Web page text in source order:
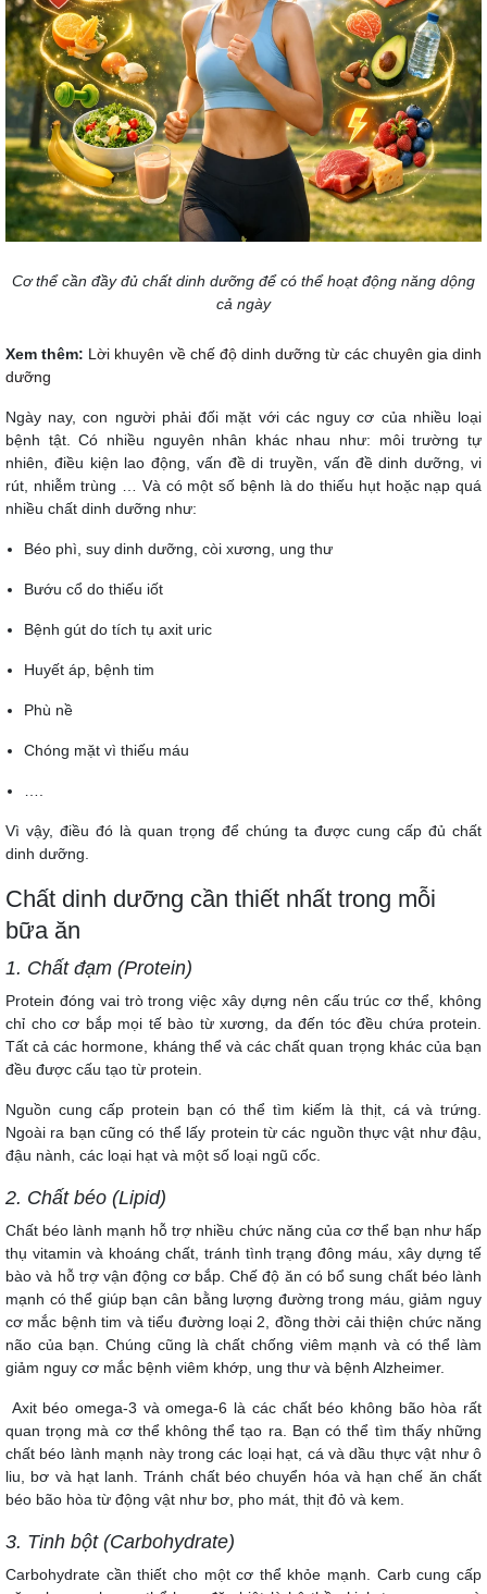
Cơ thể cần đầy đủ chất dinh dưỡng để có thể hoạt động năng dộng
cả ngày
Xem thêm: Lời khuyên về chế độ dinh dưỡng từ các chuyên gia dinh
dưỡng
Ngày nay, con người phải đối mặt với các nguy cơ của nhiều loại
bệnh tật. Có nhiều nguyên nhân khác nhau như: môi trường tự
nhiên, điều kiện lao động, vấn đề di truyền, vấn đề dinh dưỡng, vi
rút, nhiễm trùng … Và có một số bệnh là do thiếu hụt hoặc nạp quá
nhiều chất dinh dưỡng như:
Béo phì, suy dinh dưỡng, còi xương, ung thư
Bướu cổ do thiếu iốt
Bệnh gút do tích tụ axit uric
Huyết áp, bệnh tim
Phù nề
Chóng mặt vì thiếu máu
….
Vì vậy, điều đó là quan trọng để chúng ta được cung cấp đủ chất
dinh dưỡng.
Chất dinh dưỡng cần thiết nhất trong mỗi
bữa ăn
1. Chất đạm (Protein)
Protein đóng vai trò trong việc xây dựng nên cấu trúc cơ thể, không
chỉ cho cơ bắp mọi tế bào từ xương, da đến tóc đều chứa protein.
Tất cả các hormone, kháng thể và các chất quan trọng khác của bạn
đều được cấu tạo từ protein.
Nguồn cung cấp protein bạn có thể tìm kiếm là thịt, cá và trứng.
Ngoài ra bạn cũng có thể lấy protein từ các nguồn thực vật như đậu,
đậu nành, các loại hạt và một số loại ngũ cốc.
2. Chất béo (Lipid)
Chất béo lành mạnh hỗ trợ nhiều chức năng của cơ thể bạn như hấp
thụ vitamin và khoáng chất, tránh tình trạng đông máu, xây dựng tế
bào và hỗ trợ vận động cơ bắp. Chế độ ăn có bổ sung chất béo lành
mạnh có thể giúp bạn cân bằng lượng đường trong máu, giảm nguy
cơ mắc bệnh tim và tiểu đường loại 2, đồng thời cải thiện chức năng
não của bạn. Chúng cũng là chất chống viêm mạnh và có thể làm
giảm nguy cơ mắc bệnh viêm khớp, ung thư và bệnh Alzheimer.
Axit béo omega-3 và omega-6 là các chất béo không bão hòa rất
quan trọng mà cơ thể không thể tạo ra. Bạn có thể tìm thấy những
chất béo lành mạnh này trong các loại hạt, cá và dầu thực vật như ô
liu, bơ và hạt lanh. Tránh chất béo chuyển hóa và hạn chế ăn chất
béo bão hòa từ động vật như bơ, pho mát, thịt đỏ và kem.
3. Tinh bột (Carbohydrate)
Carbohydrate cần thiết cho một cơ thể khỏe mạnh. Carb cung cấp